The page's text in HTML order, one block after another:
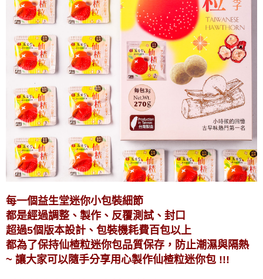
每一個益生堂迷你小包裝細節
都是經過調整、製作、反覆測試、封口
超過5個版本設計、包裝機耗費百包以上
都為了保持仙楂粒迷你包品質保存，防止潮濕與隔熱
~ 讓大家可以隨手分享用心製作仙楂粒迷你包 !!!